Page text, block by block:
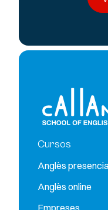
Cursos
Anglès
Anglès online
Empreses